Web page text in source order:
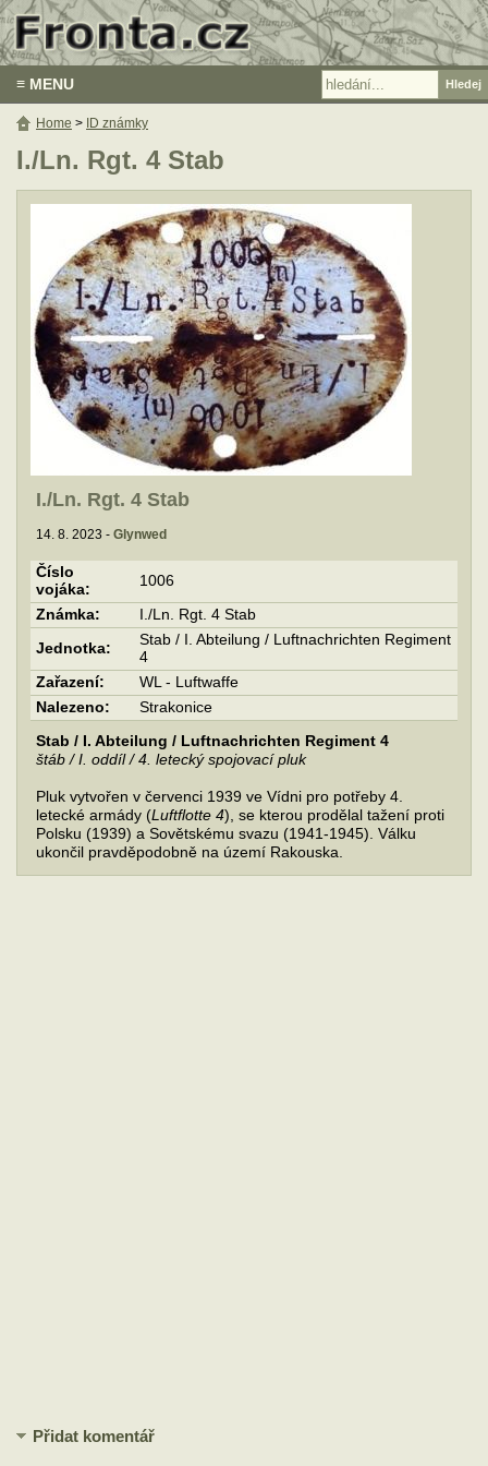
≡ MENU
I./Ln. Rgt. 4 Stab
I./Ln. Rgt. 4 Stab
14. 8. 2023 - Glynwed
Číslo
vojáka:
1006
Známka: I./Ln. Rgt. 4 Stab
Jednotka:
Stab / I. Abteilung / Luftnachrichten Regiment
4
Zařazení:
WL - Luftwaffe
Nalezeno:
Strakonice
Stab / I. Abteilung / Luftnachrichten Regiment 4
štáb / I. oddíl / 4. letecký spojovací pluk
Pluk vytvořen v červenci 1939 ve Vídni pro potřeby 4.
letecké armády (Luftflotte 4), se kterou prodělal tažení proti
Polsku (1939) a Sovětskému svazu (1941-1945). Válku
ukončil pravděpodobně na území Rakouska.
Home > ID známky
Přidat komentář